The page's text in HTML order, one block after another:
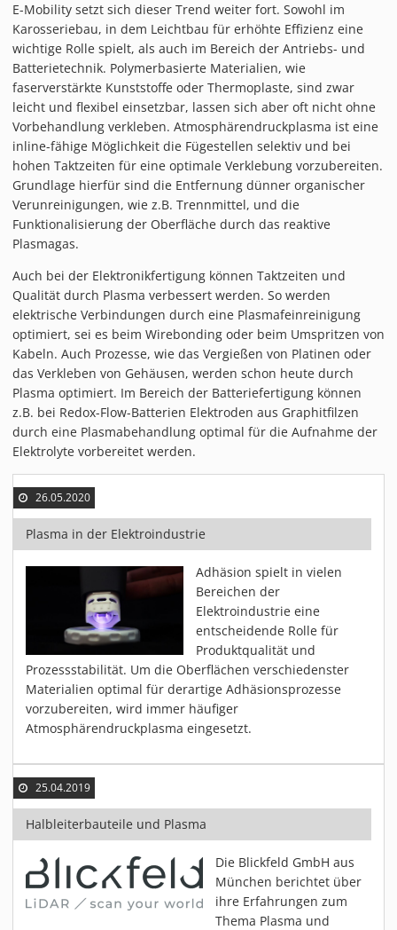
DRUCKVORBEHANDLUNG
FEINSTREINIGUNG
LACKIEREN
PLASMAAKTIVIERUNG
VERKLEBEN
MATERIALIEN
AKTUELLES
EVENTS
FACHARTIKEL
NEWS
REFERENZEN
VIDEOS
ÜBER UNS
VISION, MISSION, WERTE
NACHHALTIGKEIT
HISTORIE
LEISTUNGEN
KONTAKT
ONLINE SHOP
E-Mobility setzt sich dieser Trend weiter fort. Sowohl im
Karosseriebau, in dem Leichtbau für erhöhte Effizienz eine
wichtige Rolle spielt, als auch im Bereich der Antriebs- und
Batterietechnik. Polymerbasierte Materialien, wie
faserverstärkte Kunststoffe oder Thermoplaste, sind zwar
leicht und flexibel einsetzbar, lassen sich aber oft nicht ohne
Vorbehandlung verkleben. Atmosphärendruckplasma ist eine
inline-fähige Möglichkeit die Fügestellen selektiv und bei
hohen Taktzeiten für eine optimale Verklebung vorzubereiten.
Grundlage hierfür sind die Entfernung dünner organischer
Verunreinigungen, wie z.B. Trennmittel, und die
Funktionalisierung der Oberfläche durch das reaktive
Plasmagas.
Auch bei der Elektronikfertigung können Taktzeiten und
Qualität durch Plasma verbessert werden. So werden
elektrische Verbindungen durch eine Plasmafeinreinigung
optimiert, sei es beim Wirebonding oder beim Umspritzen von
Kabeln. Auch Prozesse, wie das Vergießen von Platinen oder
das Verkleben von Gehäusen, werden schon heute durch
Plasma optimiert. Im Bereich der Batteriefertigung können
z.B. bei Redox-Flow-Batterien Elektroden aus Graphitfilzen
durch eine Plasmabehandlung optimal für die Aufnahme der
Elektrolyte vorbereitet werden.
26.05.2020
Plasma in der Elektroindustrie
Adhäsion spielt in vielen
Bereichen der
Elektroindustrie eine
entscheidende Rolle für
Produktqualität und
Prozessstabilität. Um die Oberflächen verschiedenster
Materialien optimal für derartige Adhäsionsprozesse
vorzubereiten, wird immer häufiger
Atmosphärendruckplasma eingesetzt.
25.04.2019
Halbleiterbauteile und Plasma
Die Blickfeld GmbH aus
München berichtet über
ihre Erfahrungen zum
Thema Plasma und